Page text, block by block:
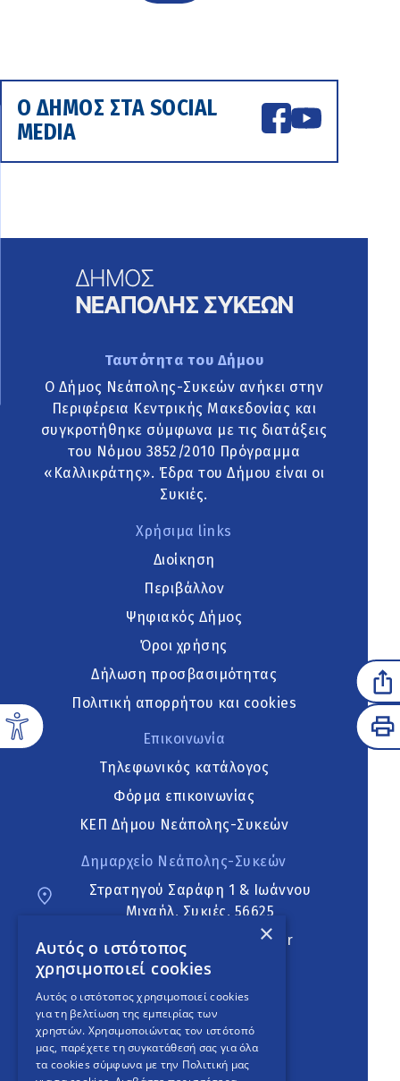
Ο ΔΗΜΟΣ ΣΤΑ SOCIAL
MEDIA
Ταυτότητα του Δήμου
Ο Δήμος Νεάπολης-Συκεών ανήκει στην
Περιφέρεια Κεντρικής Μακεδονίας και
συγκροτήθηκε σύμφωνα με τις διατάξεις
του Νόμου 3852/2010 Πρόγραμμα
«Καλλικράτης». Έδρα του Δήμου είναι οι
Συκιές.
Χρήσιμα links
Διοίκηση
Περιβάλλον
Ψηφιακός Δήμος
Όροι χρήσης
Δήλωση προσβασιμότητας
Πολιτική απορρήτου και cookies
Επικοινωνία
Τηλεφωνικός κατάλογος
Φόρμα επικοινωνίας
ΚΕΠ Δήμου Νεάπολης-Συκεών
Δημαρχείο Νεάπολης-Συκεών
Στρατηγού Σαράφη 1 & Ιωάννου
Μιχαήλ, Συκιές, 56625
neapoli.sykies@ddt.gov.gr
Ακολουθήστε
English Version
×
Αυτός ο ιστότοπος
χρησιμοποιεί cookies
Αυτός ο ιστότοπος χρησιμοποιεί cookies
για τη βελτίωση της εμπειρίας των
χρηστών. Χρησιμοποιώντας τον ιστότοπό
μας, παρέχετε τη συγκατάθεσή σας για όλα
τα cookies σύμφωνα με την Πολιτική μας